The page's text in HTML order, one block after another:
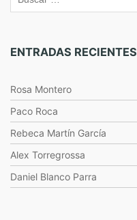
ENTRADAS RECIENTES
Rosa Montero
Paco Roca
Rebeca Martín García
Alex Torregrossa
Daniel Blanco Parra